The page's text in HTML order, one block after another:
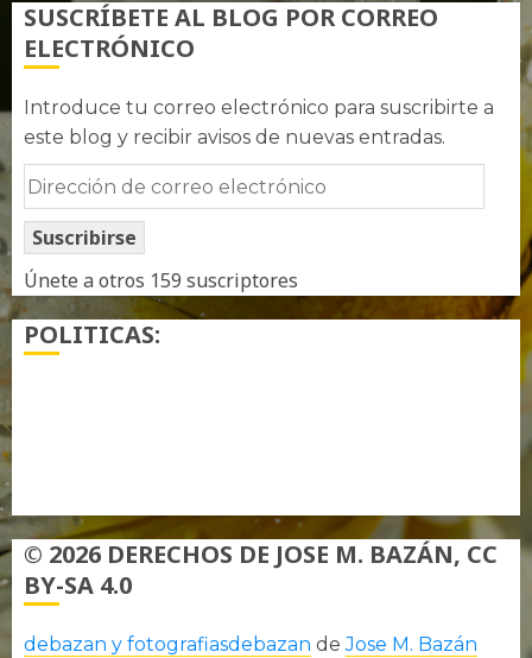
SUSCRÍBETE AL BLOG POR CORREO
ELECTRÓNICO
Introduce tu correo electrónico para suscribirte a
este blog y recibir avisos de nuevas entradas.
Dirección
de
correo
electrónico
Suscribirse
Únete a otros 159 suscriptores
POLITICAS:
© 2026 DERECHOS DE JOSE M. BAZÁN, CC
BY-SA 4.0
debazan y fotografiasdebazan deJose M. Bazán